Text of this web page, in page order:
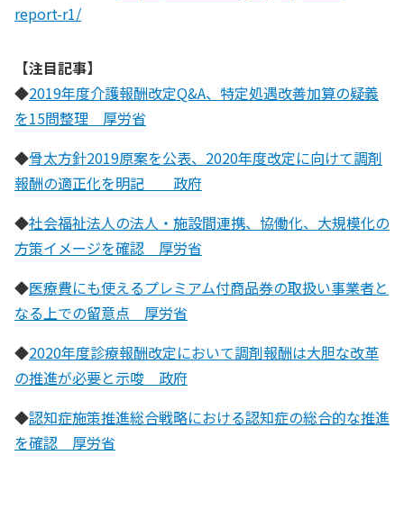
report-r1/
【注目記事】
◆2019年度介護報酬改定Q&A、特定処遇改善加算の疑義
を15問整理 厚労省
◆骨太方針2019原案を公表、2020年度改定に向けて調剤
報酬の適正化を明記 政府
◆社会福祉法人の法人・施設間連携、協働化、大規模化の
方策イメージを確認 厚労省
◆医療費にも使えるプレミアム付商品券の取扱い事業者と
なる上での留意点 厚労省
◆2020年度診療報酬改定において調剤報酬は大胆な改革
の推進が必要と示唆 政府
◆認知症施策推進総合戦略における認知症の総合的な推進
を確認 厚労省